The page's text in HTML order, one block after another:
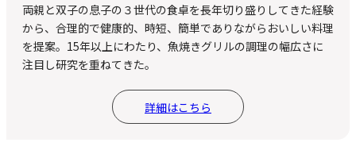
両親と双子の息子の３世代の食卓を長年切り盛りしてきた経験
から、合理的で健康的、時短、簡単でありながらおいしい料理
を提案。15年以上にわたり、魚焼きグリルの調理の幅広さに
注目し研究を重ねてきた。
詳細はこちら